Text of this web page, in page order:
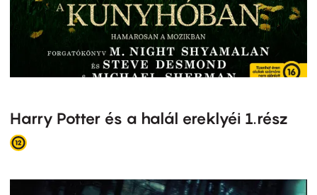
Harry Potter és a halál ereklyéi 1.rész